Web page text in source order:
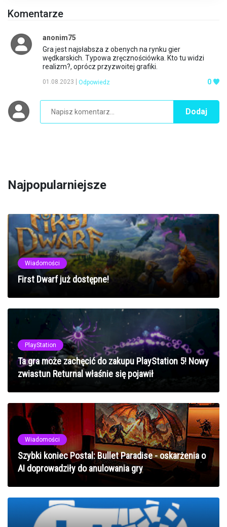
Komentarze
anonim75
Gra jest najsłabsza z obenych na rynku gier
wędkarskich. Typowa zręcznościówka. Kto tu widzi
realizm?, oprócz przyzwoitej grafiki.
01.08.2023 Odpowiedz 0
Dodaj
Najpopularniejsze
Wiadomości
First Dwarf już dostępne!
PlayStation
Ta gra może zachęcić do zakupu PlayStation 5! Nowy
zwiastun Returnal właśnie się pojawił
Wiadomości
Szybki koniec Postal: Bullet Paradise - oskarżenia o
AI doprowadziły do anulowania gry